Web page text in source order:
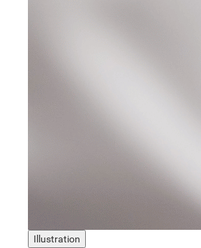
Illustration